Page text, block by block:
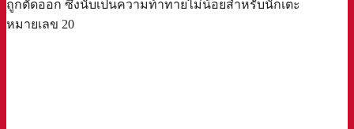
ถูกตัดออก ซึ่งนับเป็นความท้าทายไม่น้อยสำหรับนักเตะ
หมายเลข 20